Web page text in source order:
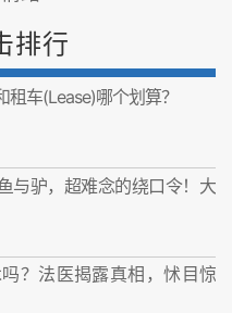
排行
车(Lease)哪个划算？
与驴，超难念的绕口令！大
？法医揭露真相，怵目惊